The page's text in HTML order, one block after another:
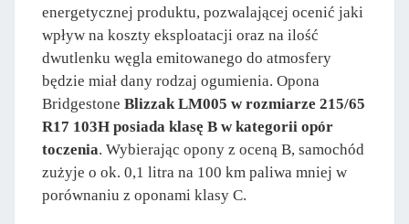
energetycznej produktu, pozwalającej ocenić jaki
wpływ na koszty eksploatacji oraz na ilość
dwutlenku węgla emitowanego do atmosfery
będzie miał dany rodzaj ogumienia. Opona
Bridgestone Blizzak LM005 w rozmiarze 215/65
R17 103H posiada klasę B w kategorii opór
toczenia. Wybierając opony z oceną B, samochód
zużyje o ok. 0,1 litra na 100 km paliwa mniej w
porównaniu z oponami klasy C.